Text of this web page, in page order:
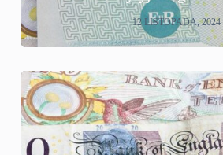
12 LISTOPADA, 2024